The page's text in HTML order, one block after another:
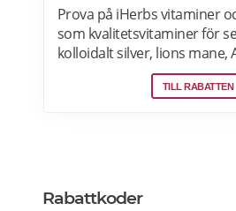
Prova på iHerbs vitaminer
som kvalitetsvitaminer för
kolloidalt silver, lions mane,
NAD+, lutein,
riktigt bra kosttillskott för
betalningar krävs vid
TILL RABATTEN
Rabattkoder